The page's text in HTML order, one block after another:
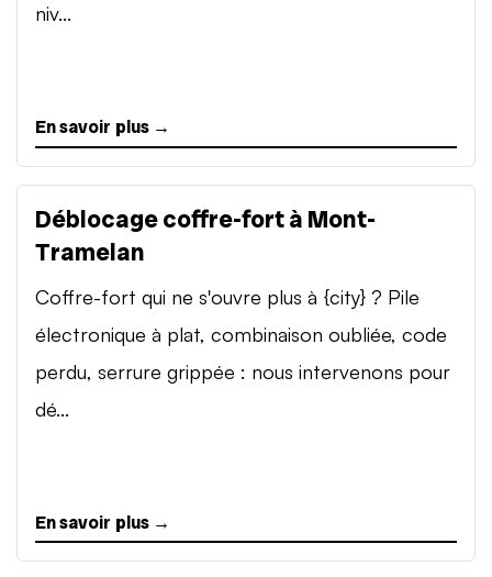
niv...
En savoir plus →
Déblocage coffre-fort à Mont-
Tramelan
Coffre-fort qui ne s'ouvre plus à {city} ? Pile
électronique à plat, combinaison oubliée, code
perdu, serrure grippée : nous intervenons pour
dé...
En savoir plus →